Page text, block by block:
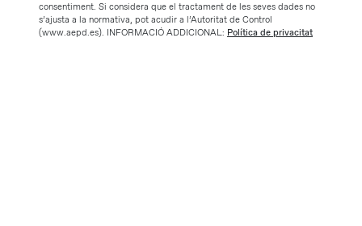
consentiment. Si considera que el tractament de les seves dades no
s’ajusta a la normativa, pot acudir a l’Autoritat de Control
(www.aepd.es). INFORMACIÓ ADDICIONAL: Política de privacitat